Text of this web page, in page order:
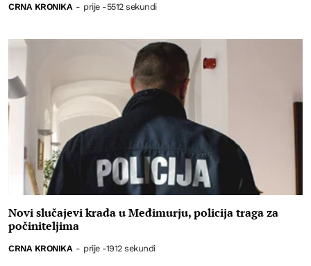
CRNA KRONIKA - prije -5512 sekundi
Novi slučajevi krađa u Međimurju, policija traga za
počiniteljima
CRNA KRONIKA - prije -1912 sekundi